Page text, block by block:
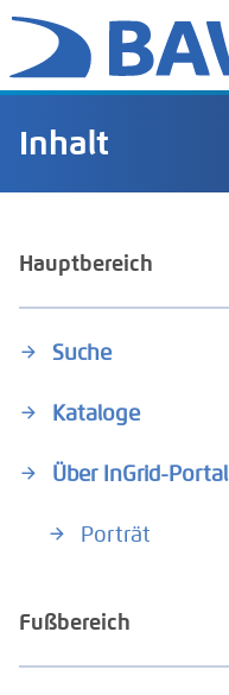
Inhalt
Hauptbereich
Suche
Kataloge
Über InGrid-Portal
Porträt
Fußbereich